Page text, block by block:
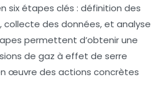
six étapes clés : définition des
collecte des données, et analyse
permettent d’obtenir une
de gaz à effet de serre
œuvre des actions concrètes